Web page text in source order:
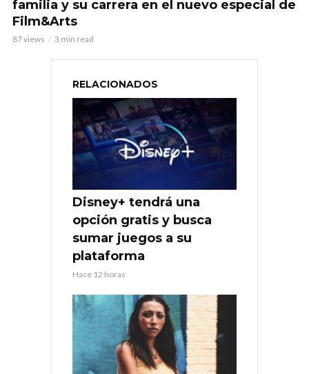
familia y su carrera en el nuevo especial de
Film&Arts
87 views 3 min read
RELACIONADOS
Disney+ tendrá una
opción gratis y busca
sumar juegos a su
plataforma
Hace 12 horas